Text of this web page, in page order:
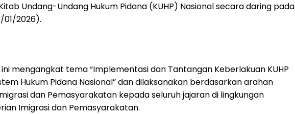
Undang-Undang Hukum Pidana (KUHP) Nasional secara daring pada
01/2026).
mengangkat tema “Implementasi dan Tantangan Keberlakuan KUHP
Hukum Pidana Nasional” dan dilaksanakan berdasarkan arahan
dan Pemasyarakatan kepada seluruh jajaran di lingkungan
Imigrasi dan Pemasyarakatan.